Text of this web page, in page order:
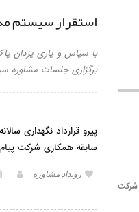
استقرار سیستم
با سپاس و یاری یزدان
برگزاری جلسات مشاوره
پیرو قرارداد نگهداری
سابقه همکاری شرکت پیام
رویداد مشاوره
شرکت